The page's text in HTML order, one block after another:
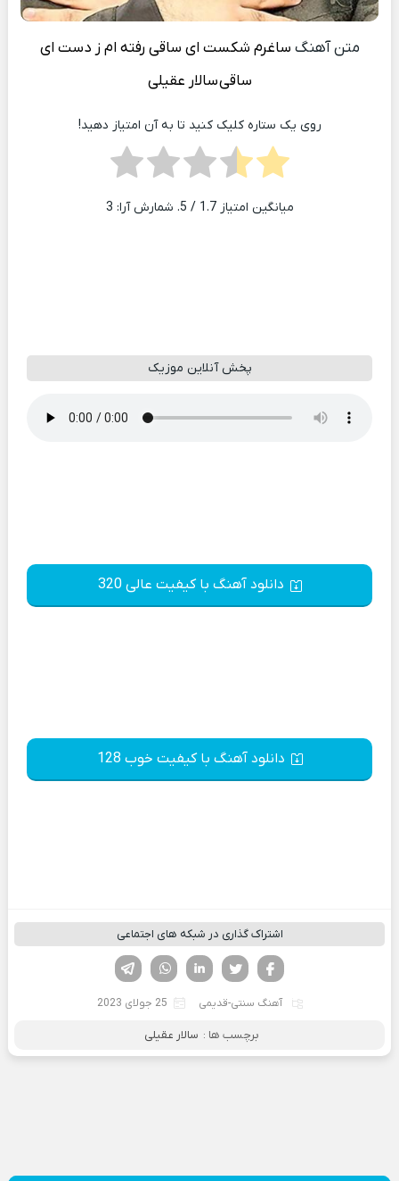
متن آهنگ ساغرم شکست‌ ای ساقی رفته ام ز دست ‌ای
ساقیسالار عقیلی
روی یک ستاره کلیک کنید تا به آن امتیاز دهید!
میانگین امتیاز1.7 / 5. شمارش آرا: 3
پخش آنلاین موزیک
دانلود آهنگ با کیفیت عالی 320
دانلود آهنگ با کیفیت خوب 128
اشتراک گذاری در شبکه های اجتماعی
لینکدین تویتر
فیسوک
آهنگ سنتی-قدیمی 25 جولای 2023
برچسب ها : سالار عقیلی